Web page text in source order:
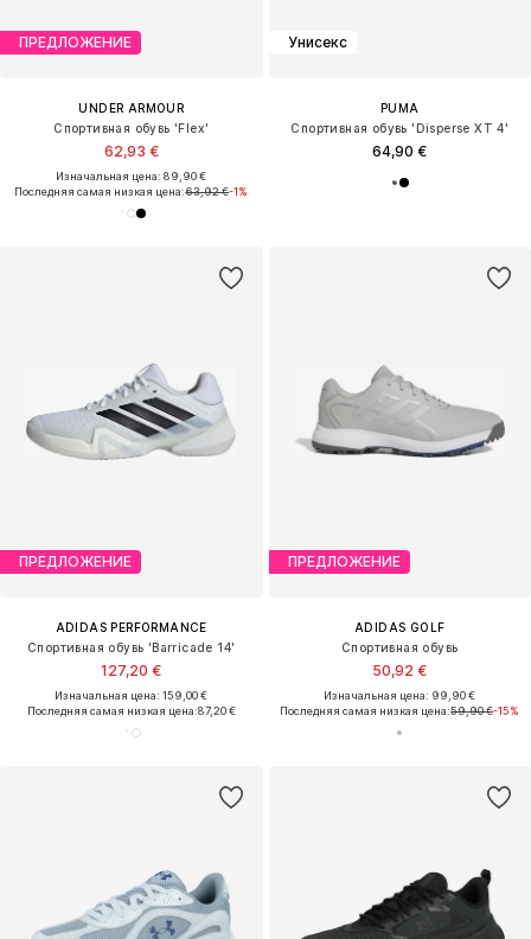
ПРЕДЛОЖЕНИЕ
UNDER ARMOUR
Спортивная обувь 'Flex'
62,93 €
Изначальная цена: 89,90 €
Последняя самая низкая цена:63,92 €-1%
Унисекс
PUMA
Спортивная обувь 'Disperse XT 4'
64,90 €
ПРЕДЛОЖЕНИЕ
ADIDAS PERFORMANCE
Спортивная обувь 'Barricade 14'
127,20 €
Изначальная цена: 159,00 €
Последняя самая низкая цена:87,20 €
ПРЕДЛОЖЕНИЕ
ADIDAS GOLF
Спортивная обувь
50,92 €
Изначальная цена: 99,90 €
Последняя самая низкая цена:59,90 €-15%